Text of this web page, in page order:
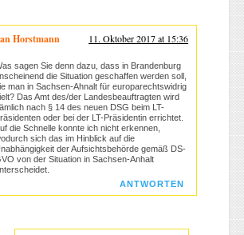
Horstmann 11. Oktober 2017 at 15:36
sagen Sie denn dazu, dass in Brandenburg
die Situation geschaffen werden soll,
man in Sachsen-Ahnalt für europarechtswidrig
Das Amt des/der Landesbeauftragten wird
nach § 14 des neuen DSG beim LT-
oder bei der LT-Präsidentin errichtet.
die Schnelle konnte ich nicht erkennen,
sich das im Hinblick auf die
der Aufsichtsbehörde gemäß DS-
von der Situation in Sachsen-Anhalt
ANTWORTEN